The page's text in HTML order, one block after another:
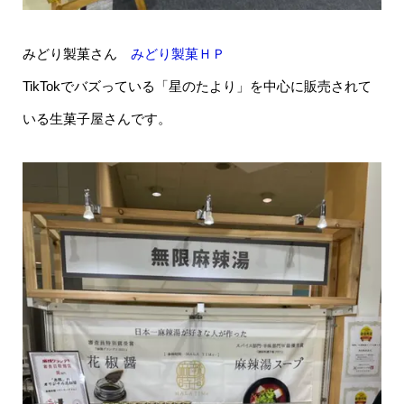
みどり製菓さん みどり製菓ＨＰ
TikTokでバズっている「星のたより」を中心に販売されて
いる生菓子屋さんです。